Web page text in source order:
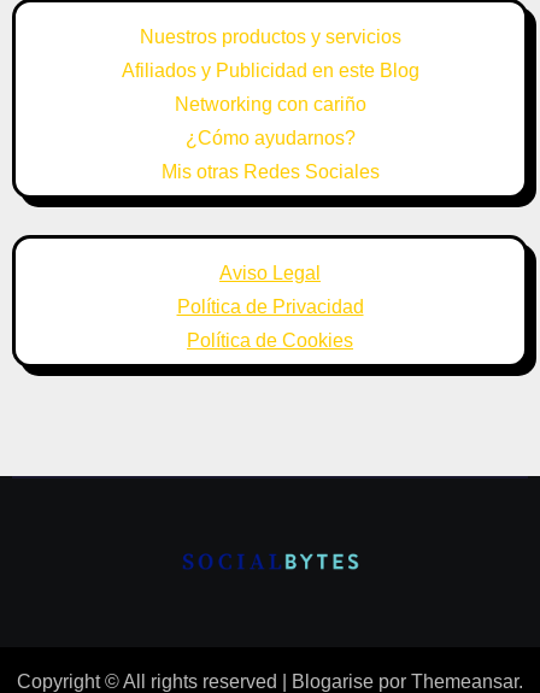
Nuestros productos y servicios
Afiliados y Publicidad en este Blog
Networking con cariño
¿Cómo ayudarnos?
Mis otras Redes Sociales
Aviso Legal
Política de Privacidad
Política de Cookies
Copyright © All rights reserved Blogarise por Themeansar.